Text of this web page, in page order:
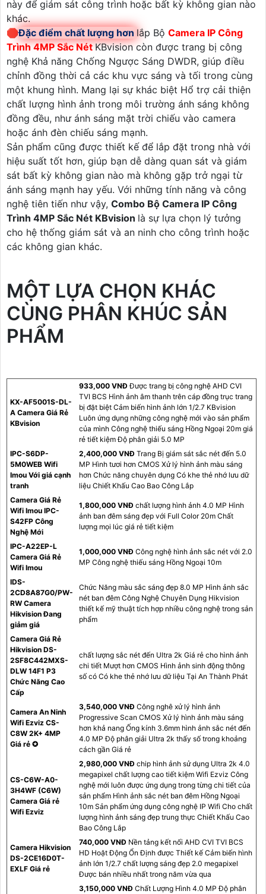
này để giám sát công trình hoặc bất kỳ không gian nào
khác.
🛑Đặc điểm chất lượng hơn lắp Bộ Camera IP Công
Trình 4MP Sắc NétKBvision còn được trang bị công
nghệ Khả năng Chống Ngược Sáng DWDR, giúp điều
chỉnh đồng thời cả các khu vực sáng và tối trong cùng
một khung hình. Mang lại sự khác biệt Hổ trợ cải thiện
chất lượng hình ảnh trong môi trường ánh sáng không
đồng đều, như ánh sáng mặt trời chiếu vào camera
hoặc ánh đèn chiếu sáng mạnh.
Sản phẩm cũng được thiết kế để lắp đặt trong nhà với
hiệu suất tốt hơn, giúp bạn dễ dàng quan sát và giám
sát bất kỳ không gian nào mà không gặp trở ngại từ
ánh sáng mạnh hay yếu. Với những tính năng và công
nghệ tiên tiến như vậy, Combo Bộ Camera IP Công
Trình 4MP Sắc Nét KBvision là sự lựa chọn lý tưởng
cho hệ thống giám sát và an ninh cho công trình hoặc
các không gian khác.
MỘT LỰA CHỌN KHÁC
CÙNG PHÂN KHÚC SẢN
PHẨM
KX-AF5001S-DL-
A Camera Giá Rẻ
KBvision
933,000 VNĐ Được trang bị công nghệ AHD CVI
TVI BCS Hình ảnh âm thanh trên cáp đồng trục trang
bị đặt biệt Cảm biến hình ảnh lớn 1/2.7 KBvision
Luôn ứng dụng những công nghệ mới vào sản phẩm
của mình Công nghệ thiếu sáng Hồng Ngoại 20m giá
rẻ tiết kiệm Độ phân giải 5.0 MP
IPC-S6DP-
5M0WEB Wifi
Imou Với giá cạnh
tranh
2,400,000 VNĐ Trang Bị giám sát sắc nét đến 5.0
MP Hình tươi hơn CMOS Xử lý hình ảnh màu sáng
hơn Chức năng chuyên dụng Có khe thẻ nhớ lưu dữ
liệu Chiết Khấu Cao Bao Công Lắp
Camera Giá Rẻ
Wifi Imou IPC-
S42FP Công
Nghệ Mới
1,800,000 VNĐ chất lượng hình ảnh 4.0 MP Hình
ảnh ban đêm sáng đẹp với Full Color 20m Chất
lượng mọi lúc giá rẻ tiết kiệm
IPC-A22EP-L
Camera Giá Rẻ
Wifi Imou
1,000,000 VNĐ Công nghệ hình ảnh sắc nét với 2.0
MP Công nghệ thiếu sáng Hồng Ngoại 10m
IDS-
2CD8A87G0/PW-
RW Camera
Hikvision Đang
giảm giá
Chức Năng màu sắc sáng đẹp 8.0 MP Hình ảnh sắc
nét ban đêm Công Nghệ Chuyên Dụng Hikvision
thiết kế mỹ thuật tích hợp nhiều công nghệ trong sản
phẩm
Camera Giá Rẻ
Hikvision DS-
2SF8C442MXS-
DLW 14F1 P3
Chức Năng Cao
Cấp
chất lượng sắc nét đến Ultra 2k Giá rẻ cho hình ảnh
chi tiết Mượt hơn CMOS Hình ảnh sinh động thông
số có Có khe thẻ nhớ lưu dữ liệu Tại An Thành Phát
Camera An Ninh
Wifi Ezviz CS-
C8W 2K+ 4MP
Giá rẻ ✪
3,540,000 VNĐ Công nghê xử lý hình ảnh
Progressive Scan CMOS Xử lý hình ảnh màu sáng
hơn khả nang Ống kính 3.6mm hình ảnh sắc nét đến
4.0 MP Độ phân giải Ultra 2k thấy số trong khoảng
cách gần Giá rẻ
CS-C6W-A0-
3H4WF (C6W)
Camera Giá rẻ
Wifi Ezviz
2,980,000 VNĐ chip hình ảnh sử dụng Ultra 2k 4.0
megapixel chất lượng cao tiết kiệm Wifi Ezviz Công
nghệ mới luôn được ứng dụng trong từng chi tiết của
sản phẩm Hình ảnh sắc nét ban đêm Hồng Ngoại
10m Sản phẩm ứng dụng công nghệ IP Wifi Cho chất
lượng hình ảnh sáng đẹp trung thực Chiết Khấu Cao
Bao Công Lắp
Camera Hikvision
DS-2CE16D0T-
EXLF Giá rẻ
740,000 VNĐ Nền tảng kết nối AHD CVI TVI BCS
HD Hoặt Động Ổn Định được Thiết kế Cảm biến hình
ảnh lớn 1/2.7 chất lượng sáng đẹp 2.0 megapixel
Được bán nhiều nhất trong năm vừa qua
3,150,000 VNĐ Chất Lượng Hình 4.0 MP Độ phân